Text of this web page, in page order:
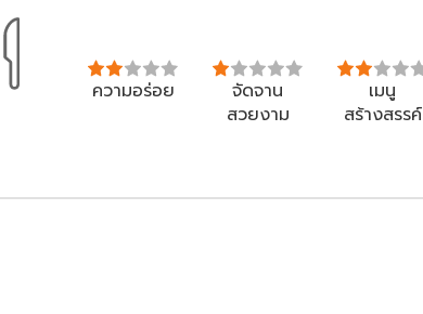
ความอร่อย
จัดจาน
สวยงาม
เมนู
สร้างสรรค์